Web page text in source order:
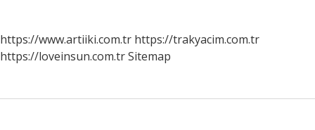
https://www.artiiki.com.tr https://trakyacim.com.tr
https://loveinsun.com.trSitemap